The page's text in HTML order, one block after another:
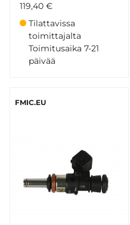
119,40 €
Tilattavissa
toimittajalta
Toimitusaika 7-21
päivää
FMIC.EU